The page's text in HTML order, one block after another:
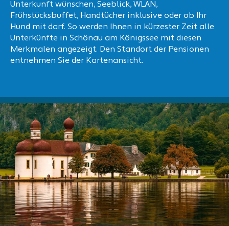
Unterkunft wünschen, Seeblick, WLAN,
Frühstücksbuffet, Handtücher inklusive oder ob Ihr
Hund mit darf. So werden Ihnen in kürzester Zeit alle
Unterkünfte in Schönau am Königssee mit diesen
Merkmalen angezeigt. Den Standort der Pensionen
entnehmen Sie der Kartenansicht.